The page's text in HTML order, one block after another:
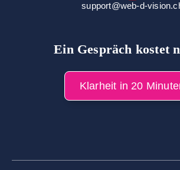
support@web-d-
Ein Gespräch kostet
Klarheit in 20